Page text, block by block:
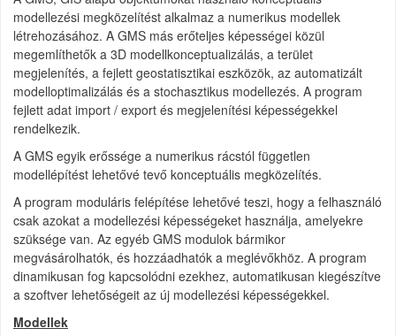
modellezési megközelítést alkalmaz a numerikus modellek
létrehozásához. A GMS más erőteljes képességei közül
megemlíthetők a 3D modellkonceptualizálás, a terület
megjelenítés, a fejlett geostatisztikai eszközök, az automatizált
modelloptimalizálás és a stochasztikus modellezés. A program
fejlett adat import / export és megjelenítési képességekkel
rendelkezik.
A GMS egyik erőssége a numerikus rácstól független
modellépítést lehetővé tevő konceptuális megközelítés.
A program moduláris felépítése lehetővé teszi, hogy a felhasználó
csak azokat a modellezési képességeket használja, amelyekre
szüksége van. Az egyéb GMS modulok bármikor
megvásárolhatók, és hozzáadhatók a meglévőkhöz. A program
dinamikusan fog kapcsolódni ezekhez, automatikusan kiegészítve
a szoftver lehetőségeit az új modellezési képességekkel.
Modellek